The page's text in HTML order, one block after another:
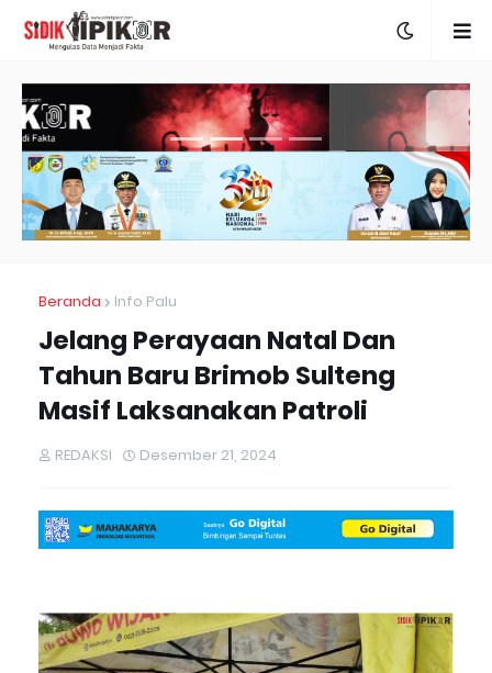
Beranda Info Palu
Jelang Perayaan Natal Dan
Tahun Baru Brimob Sulteng
Masif Laksanakan Patroli
REDAKSI Desember 21, 2024